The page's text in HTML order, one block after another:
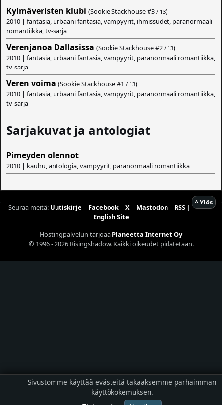
Kylmäveristen klubi (Sookie Stackhouse #3 / 13)
2010 | fantasia, urbaani fantasia, vampyyrit, ihmissudet, paranormaali
romantiikka, tv-sarja
Verenjanoa Dallasissa (Sookie Stackhouse #2 / 13)
2010 | fantasia, urbaani fantasia, vampyyrit, paranormaali romantiikka,
tv-sarja
Veren voima (Sookie Stackhouse #1 / 13)
2010 | fantasia, urbaani fantasia, vampyyrit, paranormaali romantiikka,
tv-sarja
Sarjakuvat ja antologiat
Pimeyden olennot
2010 | kauhu, antologia, vampyyrit, paranormaali romantiikka
^ Ylös
Seuraa meitä: Uutiskirje | Facebook| X| Mastodon| RSS|
English Site
Hostingpalvelun tarjoaa Planeetta Internet Oy
© 1996 - 2026 Risingshadow. Kaikki oikeudet pidätetään.
Sivustomme käyttää evästeitä takaaksemme parhaimman
käyttökokemuksen.